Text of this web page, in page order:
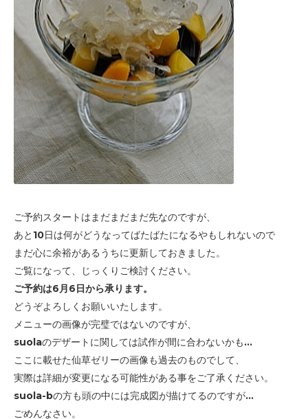
ご予約スタートはまだまだまだ先なのですが、
あと10日は何がどうなってばたばたになるやもしれないので
まだ心に余裕があるうちに更新しておきました。
ご覧になって、じっくりご検討ください。
ご予約は6月6日から承ります。
どうぞよろしくお願いいたします。
メニューの画像が完璧ではないのですが、
suolaのデザートに関しては試作が間に合わないかも...
ここに載せた仙草ゼリーの画像も過去のものでして、
実際は詳細が変更になる可能性がある事をご了承ください。
suola-bの方も頭の中には完成図が描けてるのですが...
ごめんなさい。